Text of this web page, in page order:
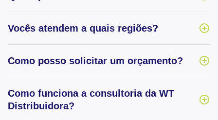
Vocês atendem a quais regiões?
Como posso solicitar um orçamento?
Como funciona a consultoria da WT
Distribuidora?